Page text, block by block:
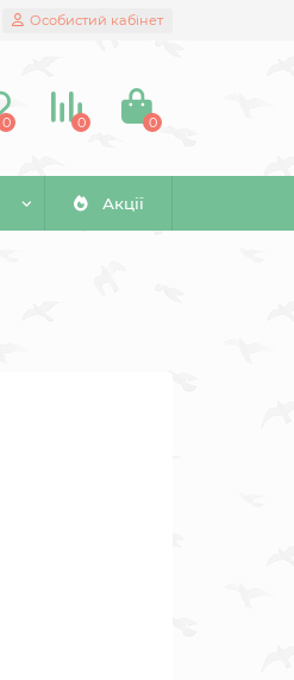
Особистий кабінет
0 0 0
Акції